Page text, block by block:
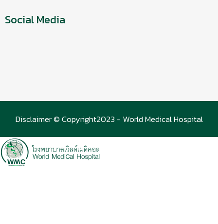
Social Media
Disclaimer © Copyright2023 - World Medical Hospital
(WMC)